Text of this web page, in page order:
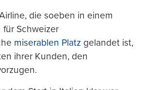
die soeben in einem
für Schweizer
miserablen Platz gelandet ist,
ihrer Kunden, den